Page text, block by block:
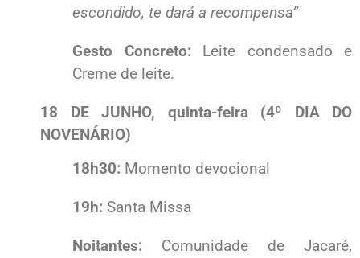
escondido, te dará a recompensa”
Gesto Concreto: Leite condensado e
Creme de leite.
18 DE JUNHO, quinta-feira (4º DIA DO
NOVENÁRIO)
18h30: Momento devocional
19h: Santa Missa
Noitantes: Comunidade de Jacaré,